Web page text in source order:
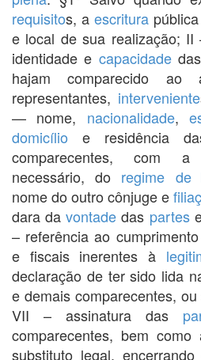
requisitos, a escritura
e local de sua realização;
identidade e capacidadedas
hajam comparecido
representantes, interveniente
— nome, nacionalidade,
domicílio e residência
comparecentes, com a
necessário, do regime de
nome do outro cônjuge e
dara davontade das partes
– referência ao
e fiscais inerentes à
declaração de ter sido lida
e demais comparecentes,
VII – assinatura das
comparecentes, bem
substituto legal,